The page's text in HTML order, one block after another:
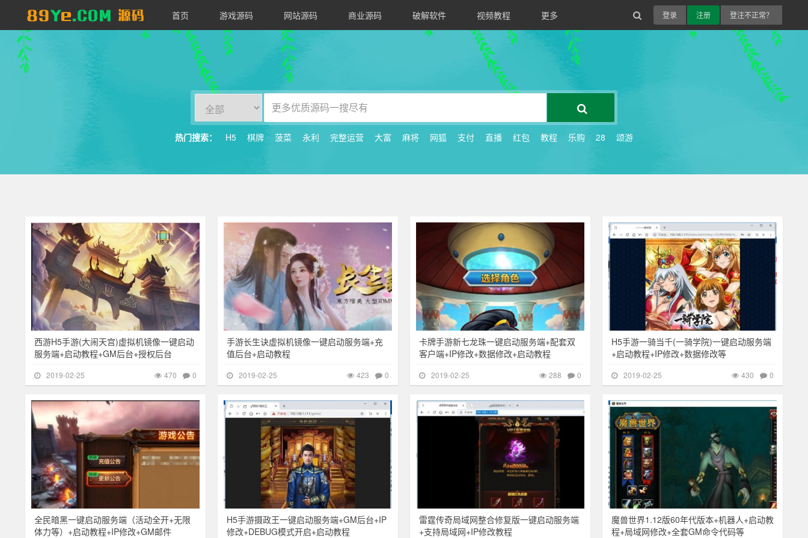
89YE
源
首页 游戏源码 网站源码 商业源码 破解软件 视频教程 更多 登录 注册 登注不正常？
热门搜索： H5 棋牌 菠菜 永利 完整运营 大富 麻将 网狐 支付 直播 红包 教程 乐购 28 颂游
西游H5手游(大闹天宫)虚拟机镜像一键启动
服务端+启动教程+GM后台+授权后台
2019-02-25 0
470
手游长生诀虚拟机镜像一键启动服务端+充
值后台+启动教程
2019-02-25 0
423
卡牌手游新七龙珠一键启动服务端+配套双
客户端+IP修改+数据修改+启动教程
2019-02-25 0
288
H5手游一骑当千(一骑学院)一键启动服务端
+启动教程+IP修改+数据修改等
2019-02-25 0
430
全民暗黑一键启动服务端（活动全开+无限
体力等）+启动教程+IP修改+GM邮件
其他游戏 323
H5手游摄政王一键启动服务端+GM后台+IP
修改+DEBUG模式开启+启动教程
其他游戏 711
雷霆传奇局域网整合修复版一键启动服务端
+支持局域网+IP修改教程
传奇页游 680
魔兽世界1.12版60年代版本+机器人+启动教
程+局域网修改+全套GM命令代码等
其他游戏 2295